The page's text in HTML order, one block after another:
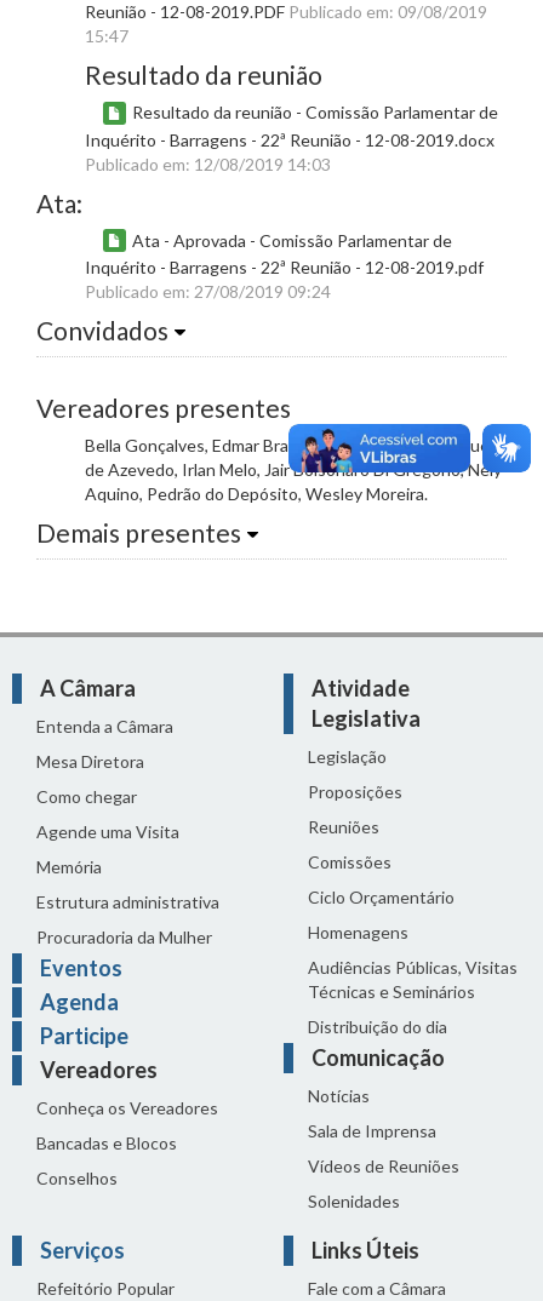
Reunião - 12-08-2019.PDF Publicado em: 09/08/2019
15:47
Resultado da reunião
Resultado da reunião - Comissão Parlamentar de
Inquérito - Barragens - 22ª Reunião - 12-08-2019.docx
Publicado em: 12/08/2019 14:03
Ata:
Ata - Aprovada - Comissão Parlamentar de
Inquérito - Barragens - 22ª Reunião - 12-08-2019.pdf
Publicado em: 27/08/2019 09:24
Convidados
Vereadores presentes
Bella Gonçalves, Edmar Branco, Gabriel Sousa Marques
de Azevedo, Irlan Melo, Jair Bolsonaro Di Gregório, Nely
Aquino, Pedrão do Depósito, Wesley Moreira.
Demais presentes
A Câmara
Entenda a Câmara
Mesa Diretora
Como chegar
Agende uma Visita
Memória
Estrutura administrativa
Procuradoria da Mulher
Eventos
Agenda
Participe
Vereadores
Conheça os Vereadores
Bancadas e Blocos
Conselhos
Atividade
Legislativa
Legislação
Proposições
Reuniões
Comissões
Ciclo Orçamentário
Homenagens
Audiências Públicas, Visitas
Técnicas e Seminários
Distribuição do dia
Comunicação
Notícias
Sala de Imprensa
Vídeos de Reuniões
Solenidades
Serviços
Refeitório Popular
Links Úteis
Fale com a Câmara